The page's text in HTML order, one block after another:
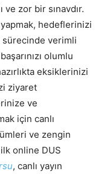
ve zor bir sınavdır.
hedeflerinizi
sürecinde verimli
olumlu
eksiklerinizi
ziyaret
ve
için canlı
ve zengin
ilk online DUS
, canlı yayın